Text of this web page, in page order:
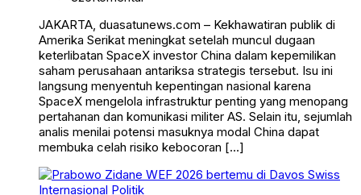
JAKARTA, duasatunews.com – Kekhawatiran publik di
Amerika Serikat meningkat setelah muncul dugaan
keterlibatan SpaceX investor China dalam kepemilikan
saham perusahaan antariksa strategis tersebut. Isu ini
langsung menyentuh kepentingan nasional karena
SpaceX mengelola infrastruktur penting yang menopang
pertahanan dan komunikasi militer AS. Selain itu, sejumlah
analis menilai potensi masuknya modal China dapat
membuka celah risiko kebocoran […]
Internasional Politik